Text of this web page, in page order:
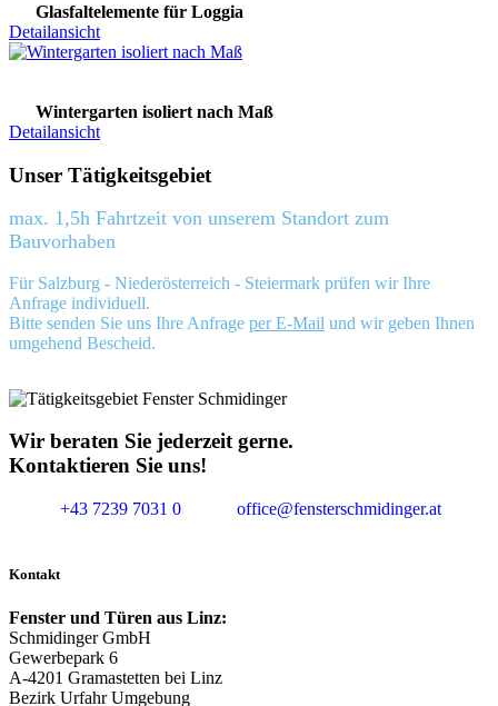
Glasfaltelemente für Loggia
Detailansicht
Wintergarten isoliert nach Maß
Detailansicht
Unser Tätigkeitsgebiet
max. 1,5h Fahrtzeit von unserem Standort zum
Bauvorhaben
Für Salzburg - Niederösterreich - Steiermark prüfen wir Ihre
Anfrage individuell.
Bitte senden Sie uns Ihre Anfrage per E-Mail und wir geben Ihnen
umgehend Bescheid.
Wir beraten Sie jederzeit gerne.
Kontaktieren Sie uns!
+43 7239 7031 0 office@fensterschmidinger.at
Kontakt
Fenster und Türen aus Linz:
Schmidinger GmbH
Gewerbepark 6
A-4201 Gramastetten bei Linz
Bezirk Urfahr Umgebung